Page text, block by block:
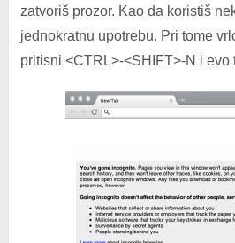
zatvoriš prozor. Kao da koristiš
jednokratnu upotrebu. Pri tome
pritisni <CTRL>-<SHIFT>-N i evo